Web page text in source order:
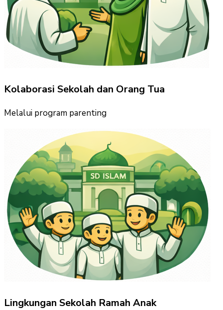
Kolaborasi Sekolah dan Orang Tua
Melalui program parenting
Lingkungan Sekolah Ramah Anak